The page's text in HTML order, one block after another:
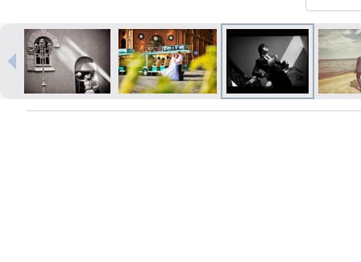
Печать в течение 1 часа в Риге –
закажите онлайн
Различные форматы и виды
бумаги для ваших фотографий